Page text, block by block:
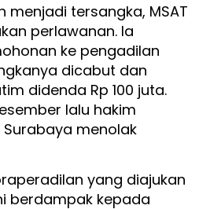
menjadi tersangka, MSAT
perlawanan. Ia
ke pengadilan
dicabut dan
didenda Rp 100 juta.
lalu hakim
Surabaya menolak
yang diajukan
berdampak kepada